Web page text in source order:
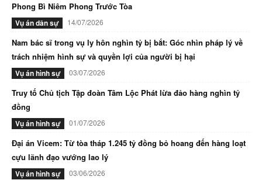
Phong Bì Niêm Phong Trước Tòa
Vụ án dân sự 14/07/2026
Nam bác sĩ trong vụ ly hôn nghìn tỷ bị bắt: Góc nhìn pháp lý về
trách nhiệm hình sự và quyền lợi của người bị hại
Vụ án hình sự 03/07/2026
Truy tố Chủ tịch Tập đoàn Tâm Lộc Phát lừa đảo hàng nghìn tỷ
đồng
Vụ án hình sự 01/07/2026
Đại án Vicem: Từ tòa tháp 1.245 tỷ đồng bỏ hoang đến hàng loạt
cựu lãnh đạo vướng lao lý
Vụ án hình sự 03/06/2026